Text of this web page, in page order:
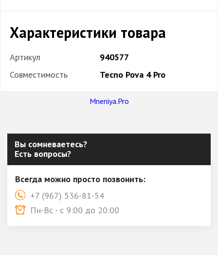
Характеристики товара
Артикул
940577
Совместимость
Tecno Pova 4 Pro
Mneniya.Pro
Вы сомневаетесь?
Есть вопросы?
Всегда можно просто позвонить:
+7 (967) 536-81-54
Пн-Вс - с 9:00 до 20:00